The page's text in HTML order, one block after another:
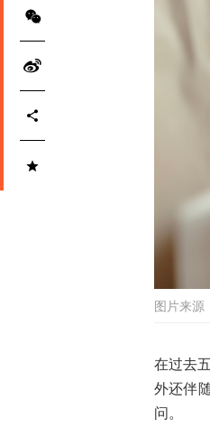
图片来源
在过去
外还伴
问。